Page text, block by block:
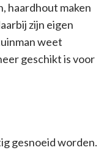
haardhout maken
zijn eigen
weet
geschikt is voor
gesnoeid worden.